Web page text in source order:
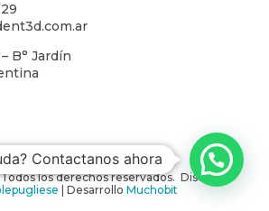
B° Jardín
Todos los derechos reservados. Diseño
| DesarrolloMuchobit
Contactanos ahora